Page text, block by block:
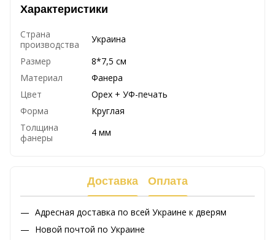
Характеристики
Страна
производства
Украина
Размер
8*7,5 см
Материал
Фанера
Цвет
Орех + УФ-печать
Форма
Круглая
Толщина
фанеры
4 мм
Доставка Оплата
Адресная доставка по всей Украине к дверям
Новой почтой по Украине